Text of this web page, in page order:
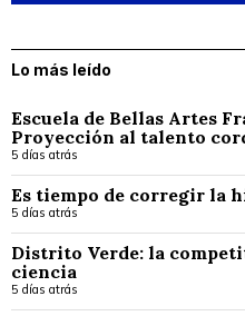
Lo más leído
Escuela de Bellas Artes
Proyección al talento
5 días atrás
Es tiempo de corregir la
5 días atrás
Distrito Verde: la
ciencia
5 días atrás